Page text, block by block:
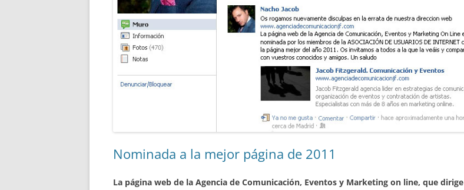
Nominada a la mejor página de 2011
La página web de la Agencia de Comunicación, Eventos y Marketing on line, que dirige